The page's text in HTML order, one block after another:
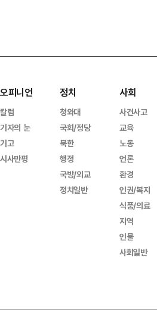
오피니언
칼럼
기자의 눈
기고
시사만평
정치
청와대
국회/정당
북한
행정
국방/외교
정치일반
사회
사건사고
교육
노동
언론
환경
인권/복지
식품/의료
지역
인물
사회일반